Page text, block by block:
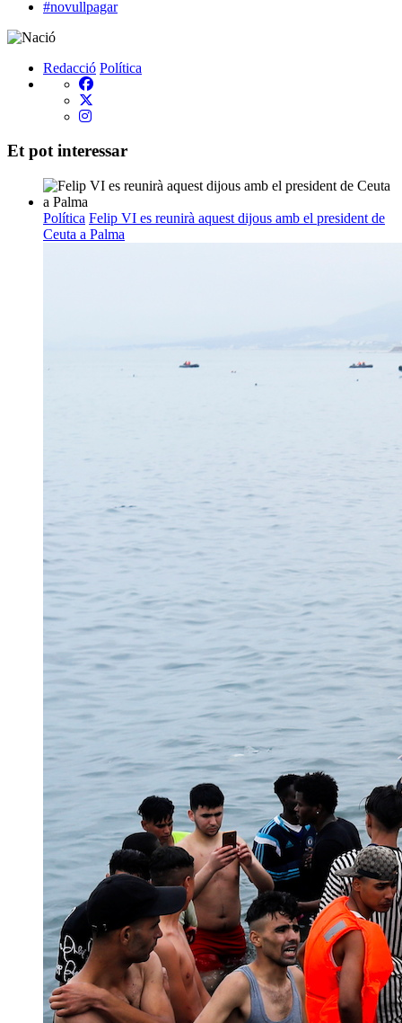
#novullpagar
Redacció Política
Et pot interessar
Política Felip VI es reunirà aquest dijous amb el president de
Ceuta a Palma